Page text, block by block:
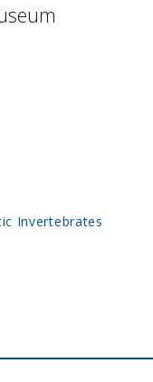
Invertebrates